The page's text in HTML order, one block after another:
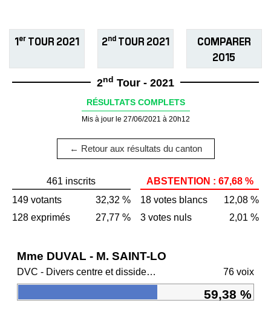
1er TOUR 2021 2ndTOUR 2021
COMPARER
2015
2nd Tour - 2021
RÉSULTATS COMPLETS
Mis à jour le 27/06/2021 à 20h12
← Retour aux résultats du canton
461 inscrits
149 votants
32,32 %
128 exprimés
27,77 %
ABSTENTION : 67,68 %
18 votes blancs
12,08 %
3 votes nuls
2,01 %
Mme DUVAL - M. SAINT-LO
DVC - Divers centre et dissidents Ensemble 76 voix
59,38 %